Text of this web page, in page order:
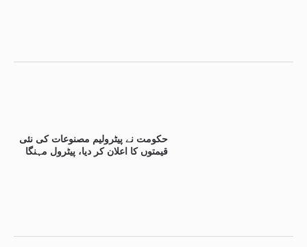
حکومت نے پیٹرولیم مصنوعات کی نئی
قیمتوں کا اعلان کر دیا، پیٹرول مہنگا